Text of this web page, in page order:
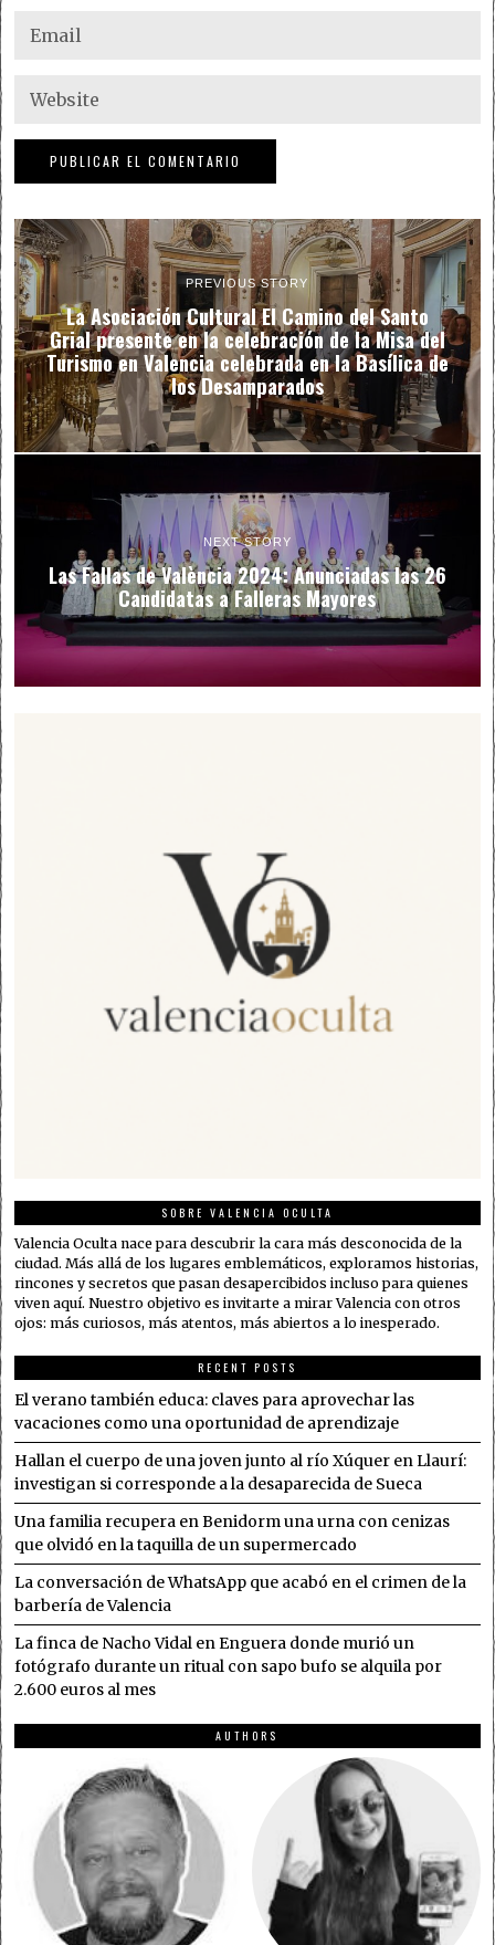
PREVIOUS STORY
La Asociación Cultural El Camino del Santo
Grial presente en la celebración de la Misa del
Turismo en Valencia celebrada en la Basílica de
los Desamparados
NEXT STORY
Las Fallas de València 2024: Anunciadas las 26
Candidatas a Falleras Mayores
SOBRE VALENCIA OCULTA
Valencia Oculta nace para descubrir la cara más desconocida de la
ciudad. Más allá de los lugares emblemáticos, exploramos historias,
rincones y secretos que pasan desapercibidos incluso para quienes
viven aquí. Nuestro objetivo es invitarte a mirar Valencia con otros
ojos: más curiosos, más atentos, más abiertos a lo inesperado.
RECENT POSTS
El verano también educa: claves para aprovechar las
vacaciones como una oportunidad de aprendizaje
Hallan el cuerpo de una joven junto al río Xúquer en Llaurí:
investigan si corresponde a la desaparecida de Sueca
Una familia recupera en Benidorm una urna con cenizas
que olvidó en la taquilla de un supermercado
La conversación de WhatsApp que acabó en el crimen de la
barbería de Valencia
La finca de Nacho Vidal en Enguera donde murió un
fotógrafo durante un ritual con sapo bufo se alquila por
2.600 euros al mes
AUTHORS